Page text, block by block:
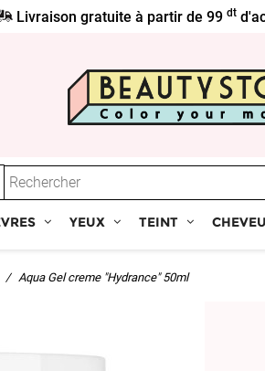
Livraison gratuite à partir de 99dt
YEUX TEINT
Aqua Gel creme "Hydrance" 50ml